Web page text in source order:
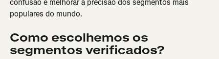
confusão e melhorar a precisão dos segmentos mais
populares do mundo.
Como escolhemos os
segmentos verificados?